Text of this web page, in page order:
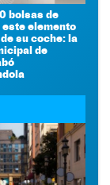
bolsas de
elemento
su coche: la
de